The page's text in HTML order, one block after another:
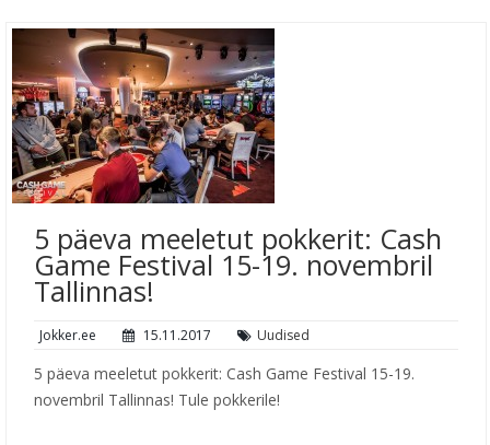
5 päeva meeletut pokkerit: Cash
Game Festival 15-19. novembril
Tallinnas!
Jokker.ee 15.11.2017 Uudised
5 päeva meeletut pokkerit: Cash Game Festival 15-19.
novembril Tallinnas! Tule pokkerile!